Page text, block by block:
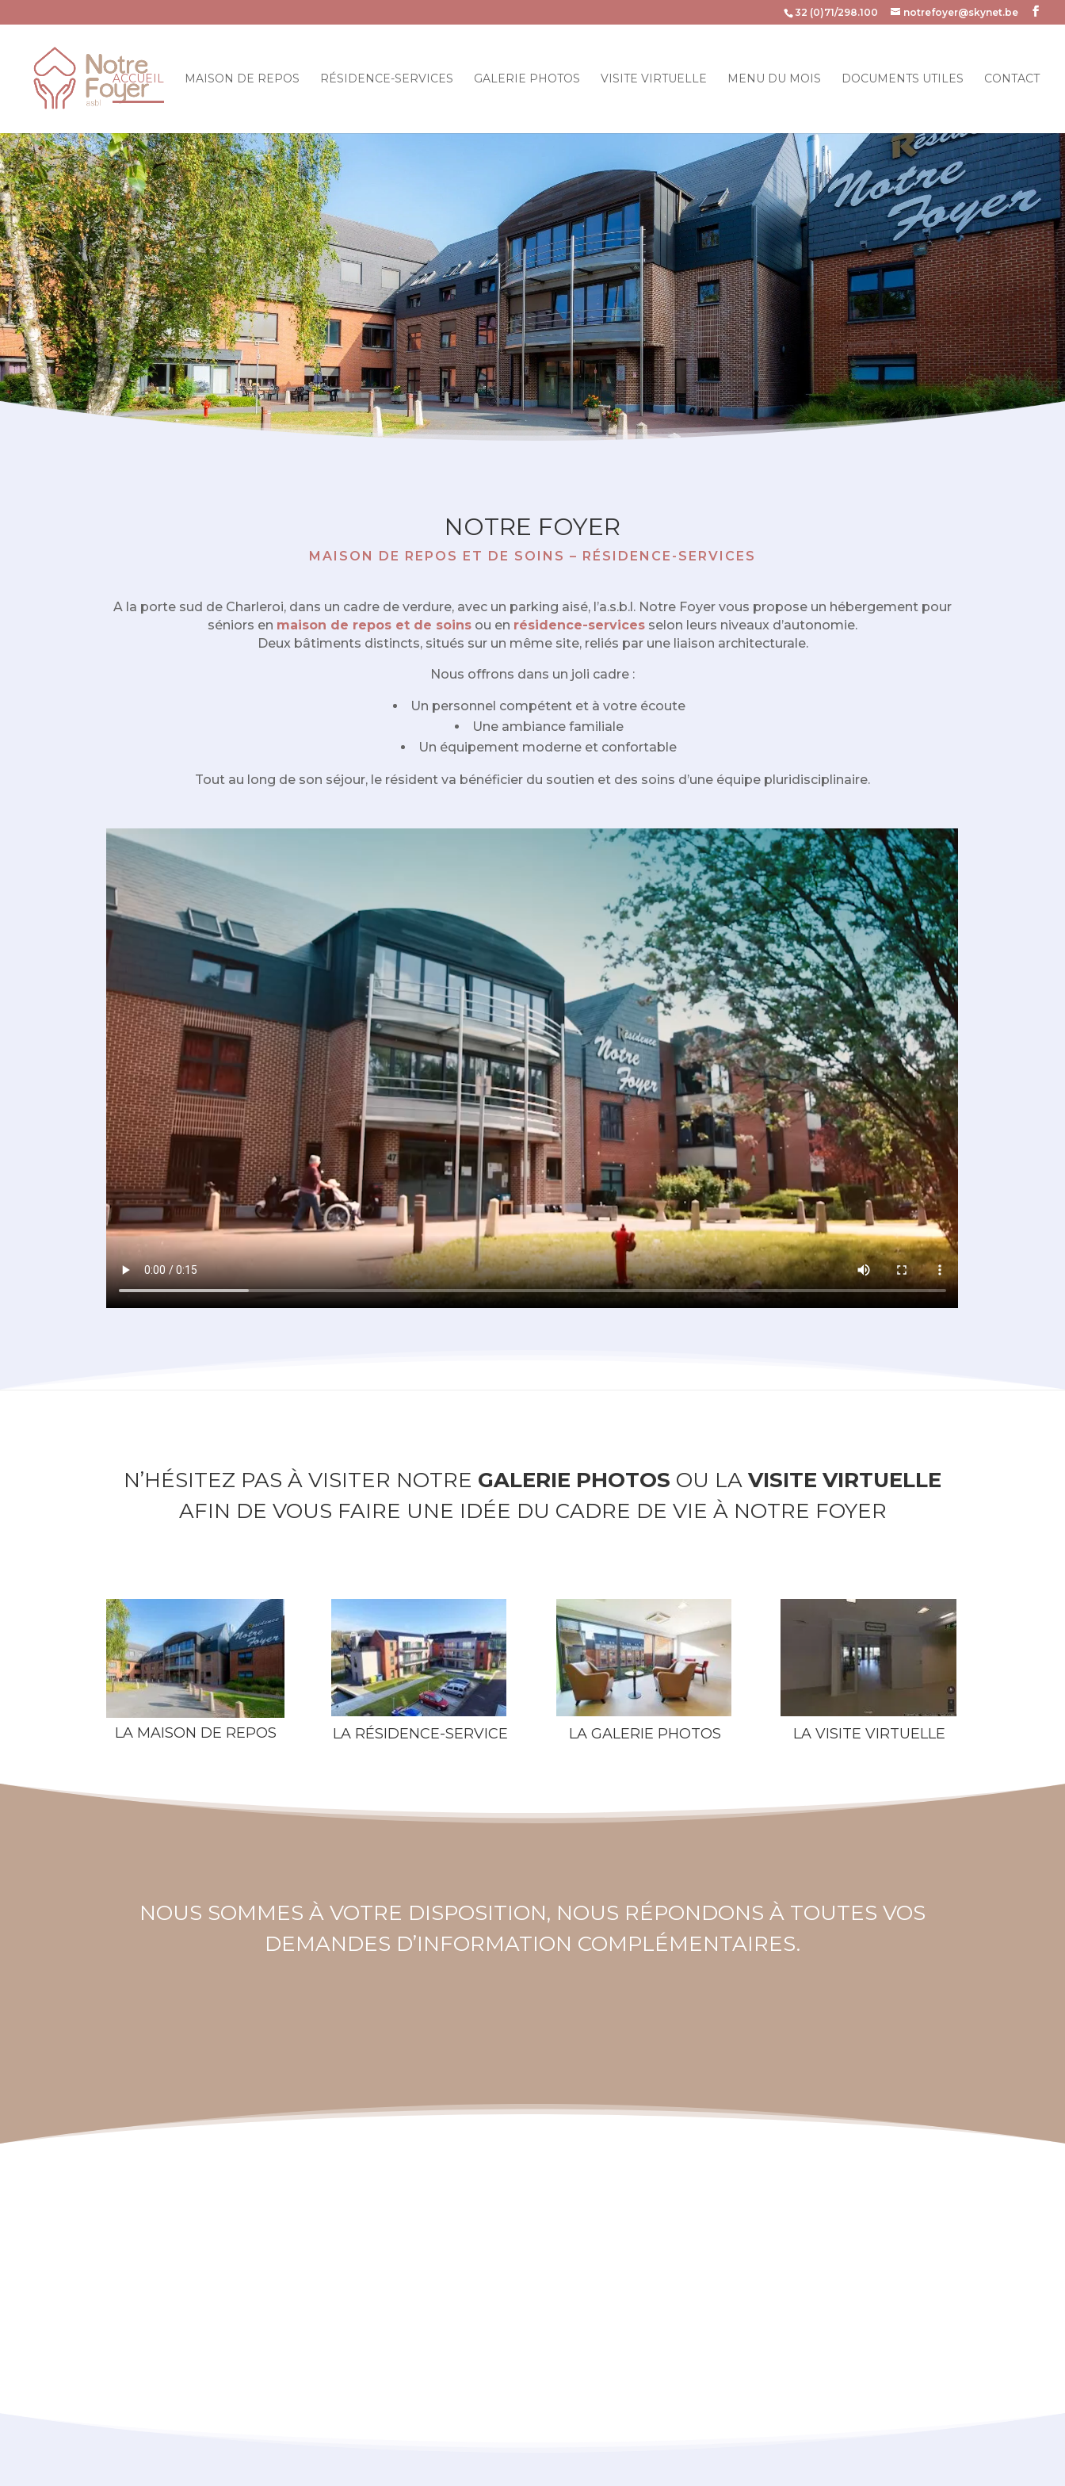
32 (0)71/298.100 notrefoyer@skynet.be
ACCUEIL MAISON DE REPOS RÉSIDENCE-SERVICES GALERIE PHOTOS VISITE VIRTUELLE MENU DU MOIS DOCUMENTS UTILES CONTACT
NOTRE FOYER
MAISON DE REPOS ET DE SOINS – RÉSIDENCE-SERVICES
A la porte sud de Charleroi, dans un cadre de verdure, avec un parking aisé, l’a.s.b.l. Notre Foyer vous propose un hébergement pour
séniors en maison de repos et de soins ou en résidence-services selon leurs niveaux d’autonomie.
Deux bâtiments distincts, situés sur un même site, reliés par une liaison architecturale.
Nous offrons dans un joli cadre :
Un personnel compétent et à votre écoute
Une ambiance familiale
Un équipement moderne et confortable
Tout au long de son séjour, le résident va bénéficier du soutien et des soins d’une équipe pluridisciplinaire.
N’HÉSITEZ PAS À VISITER NOTRE GALERIE PHOTOS OU LA VISITE VIRTUELLE
AFIN DE VOUS FAIRE UNE IDÉE DU CADRE DE VIE À NOTRE FOYER
LA MAISON DE REPOS LA RÉSIDENCE-SERVICE LA GALERIE PHOTOS LA VISITE VIRTUELLE
NOUS SOMMES À VOTRE DISPOSITION, NOUS RÉPONDONS À TOUTES VOS
DEMANDES D’INFORMATION COMPLÉMENTAIRES.